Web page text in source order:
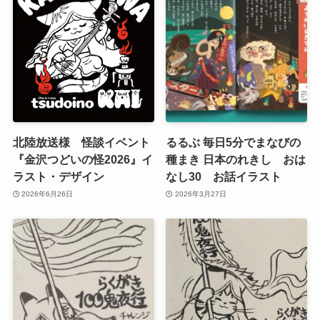
北陸放送様 怪談イベント
『金沢つどいの怪2026』イ
ラスト・デザイン
2026年6月26日
るるぶ 毎日5分でまなびの
種まき 日本のれきし おは
なし30 お話イラスト
2026年3月27日